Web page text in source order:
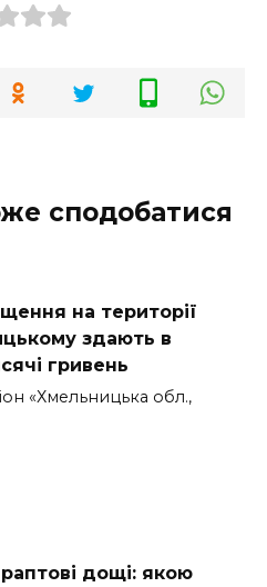
сподобатися
на території
здають в
гривень
«Хмельницька обл.,
дощі: якою